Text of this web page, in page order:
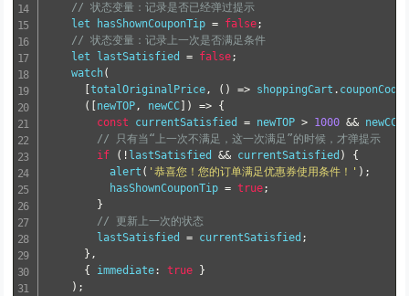
// 状态变量：记录是否已经弹过提示
let
hasShownCouponTip = false;
// 状态变量：记录上一次是否满足条件
let
lastSatisfied = false;
watch(
[totalOriginalPrice, ( ) => shoppingCart . couponCode
(
newTOP, newCC ) => {
const
currentSatisfied = newTOP > 1000 && newCC
// 只有当“上一次不满足，这一次满足”的时候，才弹提示
if
( ! lastSatisfied && currentSatisfied )
{
alert ( '恭喜您！您的订单满足优惠券使用条件！' ) ;
          hasShownCouponTip
= true;
}
// 更新上一次的状态
        lastSatisfied
= currentSatisfied ;
} ,
{
immediate: true
}
) ;